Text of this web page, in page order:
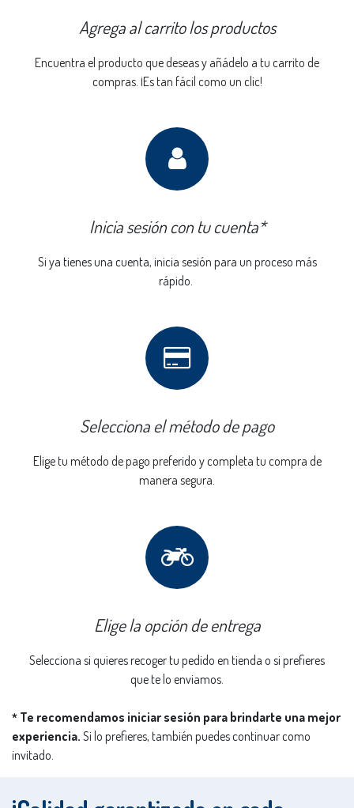
Agrega al carrito los productos
Encuentra el producto que deseas y añádelo a tu carrito de
compras. ¡Es tan fácil como un clic!
Inicia sesión con tu cuenta*
Si ya tienes una cuenta, inicia sesión para un proceso más
rápido.
Selecciona el método de pago
Elige tu método de pago preferido y completa tu compra de
manera segura.
Elige la opción de entrega
Selecciona si quieres recoger tu pedido en tienda o si prefieres
que te lo enviamos.
* Te recomendamos iniciar sesión para brindarte una mejor
experiencia. Si lo prefieres, también puedes continuar como
invitado.